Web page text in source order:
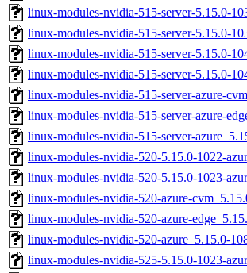
linux-modules-nvidia-515-server-5.15.0-
linux-modules-nvidia-515-server-5.15.0-
linux-modules-nvidia-515-server-5.15.0-
linux-modules-nvidia-515-server-5.15.0-
linux-modules-nvidia-515-server-azure-
linux-modules-nvidia-515-server-azure-
linux-modules-nvidia-515-server-
linux-modules-nvidia-520-5.15.0-1022-
linux-modules-nvidia-520-5.15.0-1023-
linux-modules-nvidia-520-azure-
linux-modules-nvidia-520-azure-
linux-modules-nvidia-520-azure_5.15.0-
linux-modules-nvidia-525-5.15.0-1023-